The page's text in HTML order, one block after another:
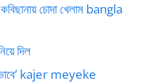
চোদা খেলাম bangla
দিল
kajer meyeke